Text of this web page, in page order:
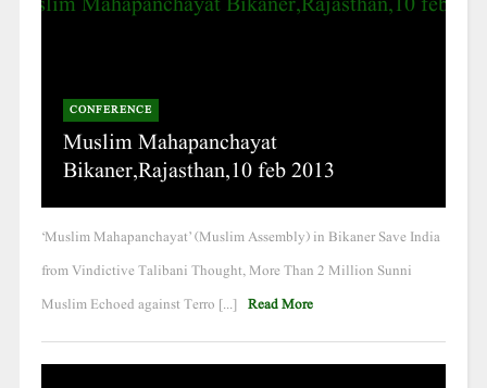
CONFERENCE
Muslim Mahapanchayat
Bikaner,Rajasthan,10 feb 2013
‘Muslim Mahapanchayat’ (Muslim Assembly) in Bikaner Save India
from Vindictive Talibani Thought, More Than 2 Million Sunni
Muslim Echoed against Terro [...] Read More